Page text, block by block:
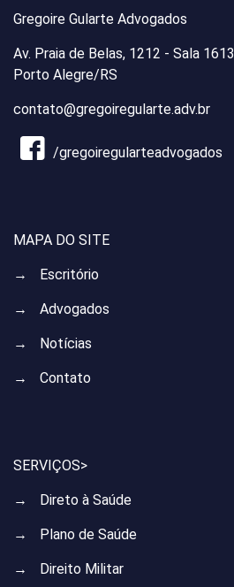
Gregoire Gularte Advogados
Av. Praia de Belas, 1212 - Sala 1613
Porto Alegre/RS
contato@gregoiregularte.adv.br
/gregoiregularteadvogados
MAPA DO SITE
→ Escritório
→ Advogados
→ Notícias
→ Contato
SERVIÇOS>
→ Direto à Saúde
→ Plano de Saúde
→ Direito Militar